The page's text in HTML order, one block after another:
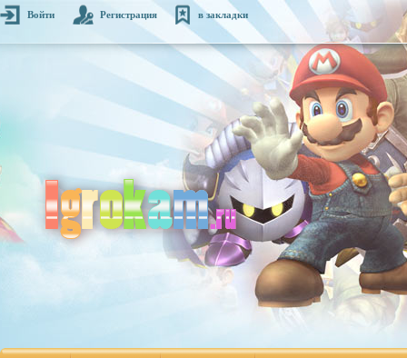
Войти Регистрация в закладки